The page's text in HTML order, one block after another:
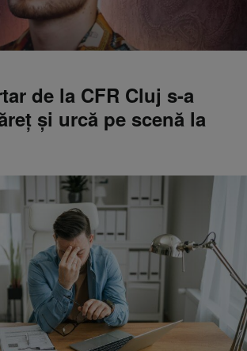
de la CFR Cluj s-a
şi urcă pe scenă la